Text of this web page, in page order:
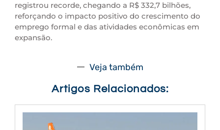
registrou recorde, chegando a R$ 332,7 bilhões,
reforçando o impacto positivo do crescimento do
emprego formal e das atividades econômicas em
expansão.
Veja também
Artigos Relacionados: